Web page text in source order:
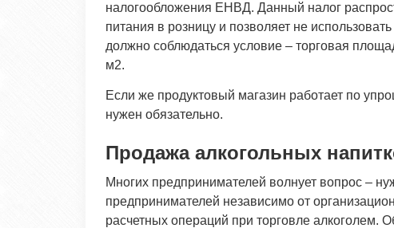
налогообложения ЕНВД. Данный налог
питания в розницу и позволяет не
должно соблюдаться условие – торговая
м2.
Если же продуктовый магазин работает по
нужен обязательно.
Продажа алкогольных
Многих предпринимателей волнует вопрос –
предпринимателей независимо от
расчетных операций при торговле алкоголем.